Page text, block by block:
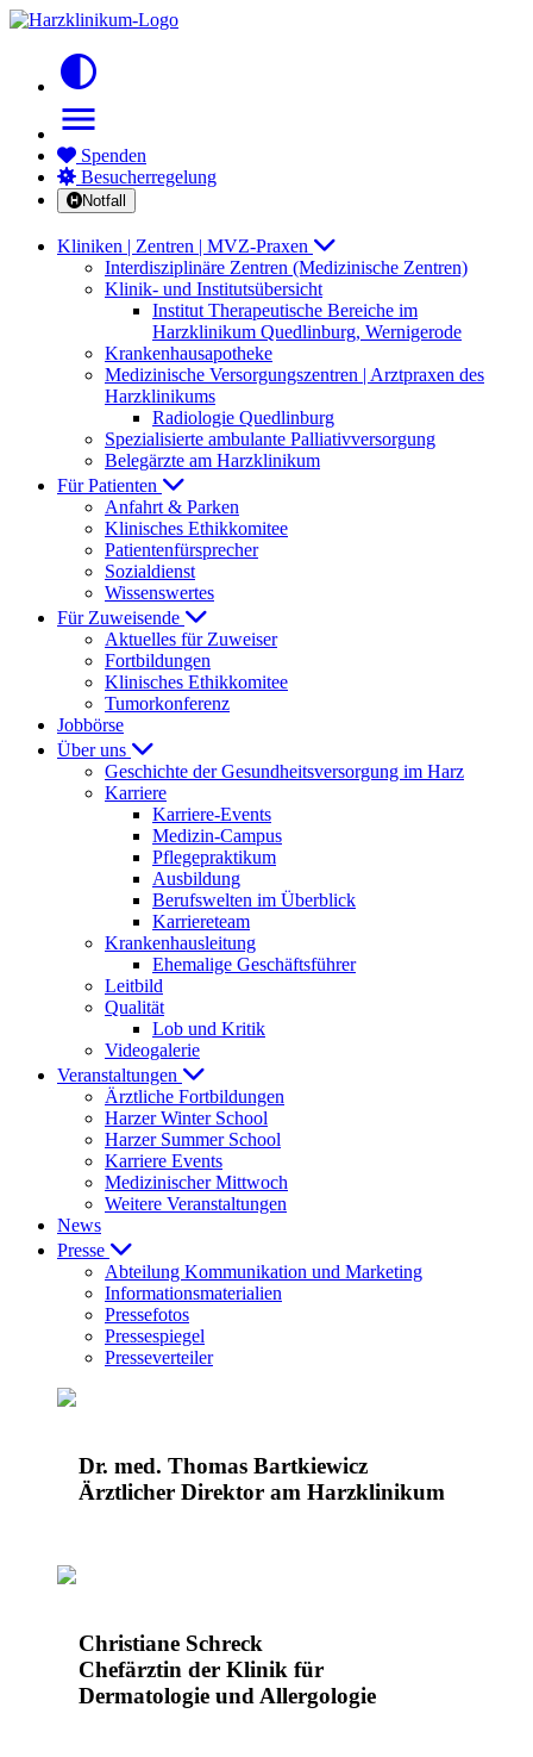
contrast
menu
Spenden
Besucherregelung
Notfall
Kliniken | Zentren | MVZ-Praxen
Interdisziplinäre Zentren (Medizinische Zentren)
Klinik- und Institutsübersicht
Institut Therapeutische Bereiche im
Harzklinikum Quedlinburg, Wernigerode
Krankenhausapotheke
Medizinische Versorgungszentren | Arztpraxen des
Harzklinikums
Radiologie Quedlinburg
Spezialisierte ambulante Palliativversorgung
Belegärzte am Harzklinikum
Für Patienten
Anfahrt & Parken
Klinisches Ethikkomitee
Patientenfürsprecher
Sozialdienst
Wissenswertes
Für Zuweisende
Aktuelles für Zuweiser
Fortbildungen
Klinisches Ethikkomitee
Tumorkonferenz
Jobbörse
Über uns
Geschichte der Gesundheitsversorgung im Harz
Karriere
Karriere-Events
Medizin-Campus
Pflegepraktikum
Ausbildung
Berufswelten im Überblick
Karriereteam
Krankenhausleitung
Ehemalige Geschäftsführer
Leitbild
Qualität
Lob und Kritik
Videogalerie
Veranstaltungen
Ärztliche Fortbildungen
Harzer Winter School
Harzer Summer School
Karriere Events
Medizinischer Mittwoch
Weitere Veranstaltungen
News
Presse
Abteilung Kommunikation und Marketing
Informationsmaterialien
Pressefotos
Pressespiegel
Presseverteiler
Dr. med. Thomas Bartkiewicz
Ärztlicher Direktor am Harzklinikum
Christiane Schreck
Chefärztin der Klinik für
Dermatologie und Allergologie